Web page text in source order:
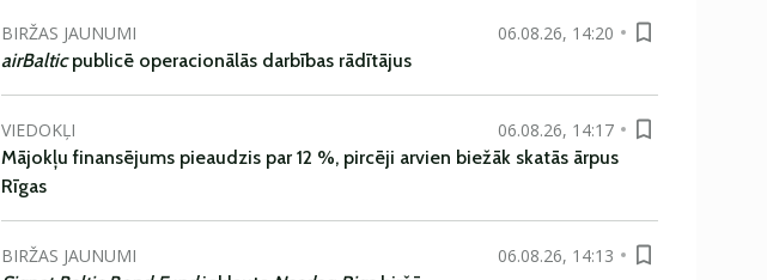
BIRŽAS JAUNUMI
06.08.26, 14:20
airBalticpublicē operacionālās darbības rādītājus
VIEDOKĻI
06.08.26, 14:17
Mājokļu finansējums pieaudzis par 12 %, pircēji arvien biežāk skatās ārpus
Rīgas
BIRŽAS JAUNUMI
06.08.26, 14:13